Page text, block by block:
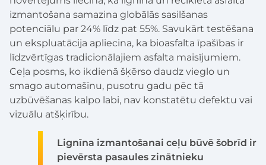
izmantošana samazina globālās sasilšanas
potenciālu par 24% līdz pat 55%. Savukārt testēšana
un ekspluatācija apliecina, ka bioasfalta īpašības ir
līdzvērtīgas tradicionālajiem asfalta maisījumiem.
Ceļa posms, ko ikdienā šķērso daudz vieglo un
smago automašīnu, pusotru gadu pēc tā
uzbūvēšanas kalpo labi, nav konstatētu defektu vai
vizuālu atšķirību.
Lignīna izmantošanai ceļu būvē šobrīd ir
pievērsta pasaules zinātnieku